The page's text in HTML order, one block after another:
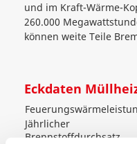
und im Kraft-Wärme-
260.000
können weite Teile
Eckdaten
Jährlicher
Brennstoffdurchsatz